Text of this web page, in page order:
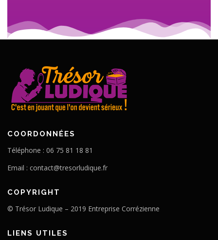
COORDONNÉES
Téléphone : 06 75 81 18 81
Email : contact@tresorludique.fr
COPYRIGHT
© Trésor Ludique – 2019 Entreprise Corrézienne
LIENS UTILES